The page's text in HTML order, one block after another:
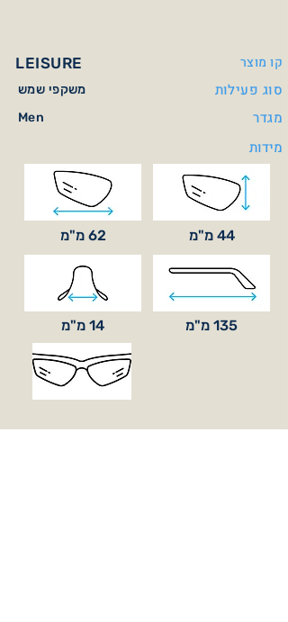
LEISURE קו מוצר
משקפי שמש סוג פעילות
Men
מגדר
מידות
62 מ"מ 44 מ"מ
14 מ"מ 135 מ"מ